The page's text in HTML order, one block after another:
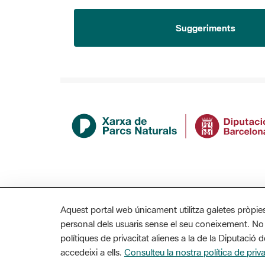
Suggeriments
Aquest portal web únicament utilitza galetes
personal dels usuaris sense el seu coneixement.
polítiques de privacitat alienes a la de la Diputació
accedeixi a ells. Consulteu la nostra política de